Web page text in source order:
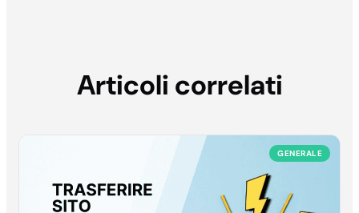
Articoli correlati
GENERALE